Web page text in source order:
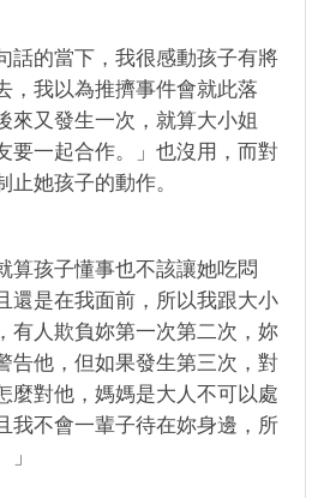
話的當下，我很感動孩子有將
，我以為推擠事件會就此落
來又發生一次，就算大小姐
要一起合作。」也沒用，而對
止她孩子的動作。
算孩子懂事也不該讓她吃悶
還是在我面前，所以我跟大小
有人欺負妳第一次第二次，妳
告他，但如果發生第三次，對
麼對他，媽媽是大人不可以處
我不會一輩子待在妳身邊，所
」